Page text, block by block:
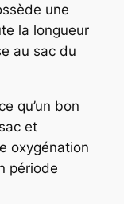
une
la longueur
au sac du
qu’un bon
et
oxygénation
période